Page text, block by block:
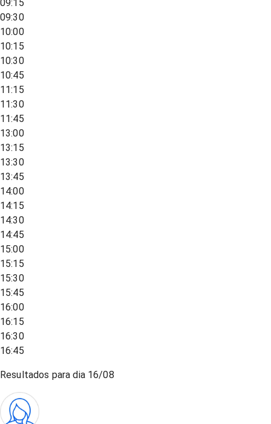
09:15
09:30
10:00
10:15
10:30
10:45
11:15
11:30
11:45
13:00
13:15
13:30
13:45
14:00
14:15
14:30
14:45
15:00
15:15
15:30
15:45
16:00
16:15
16:30
16:45
Resultados para dia 16/08